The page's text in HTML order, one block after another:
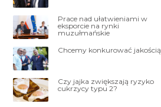
Prace nad ułatwieniami w
eksporcie na rynki
muzułmańskie
Chcemy konkurować jakością
Czy jajka zwiększają ryzyko
cukrzycy typu 2?